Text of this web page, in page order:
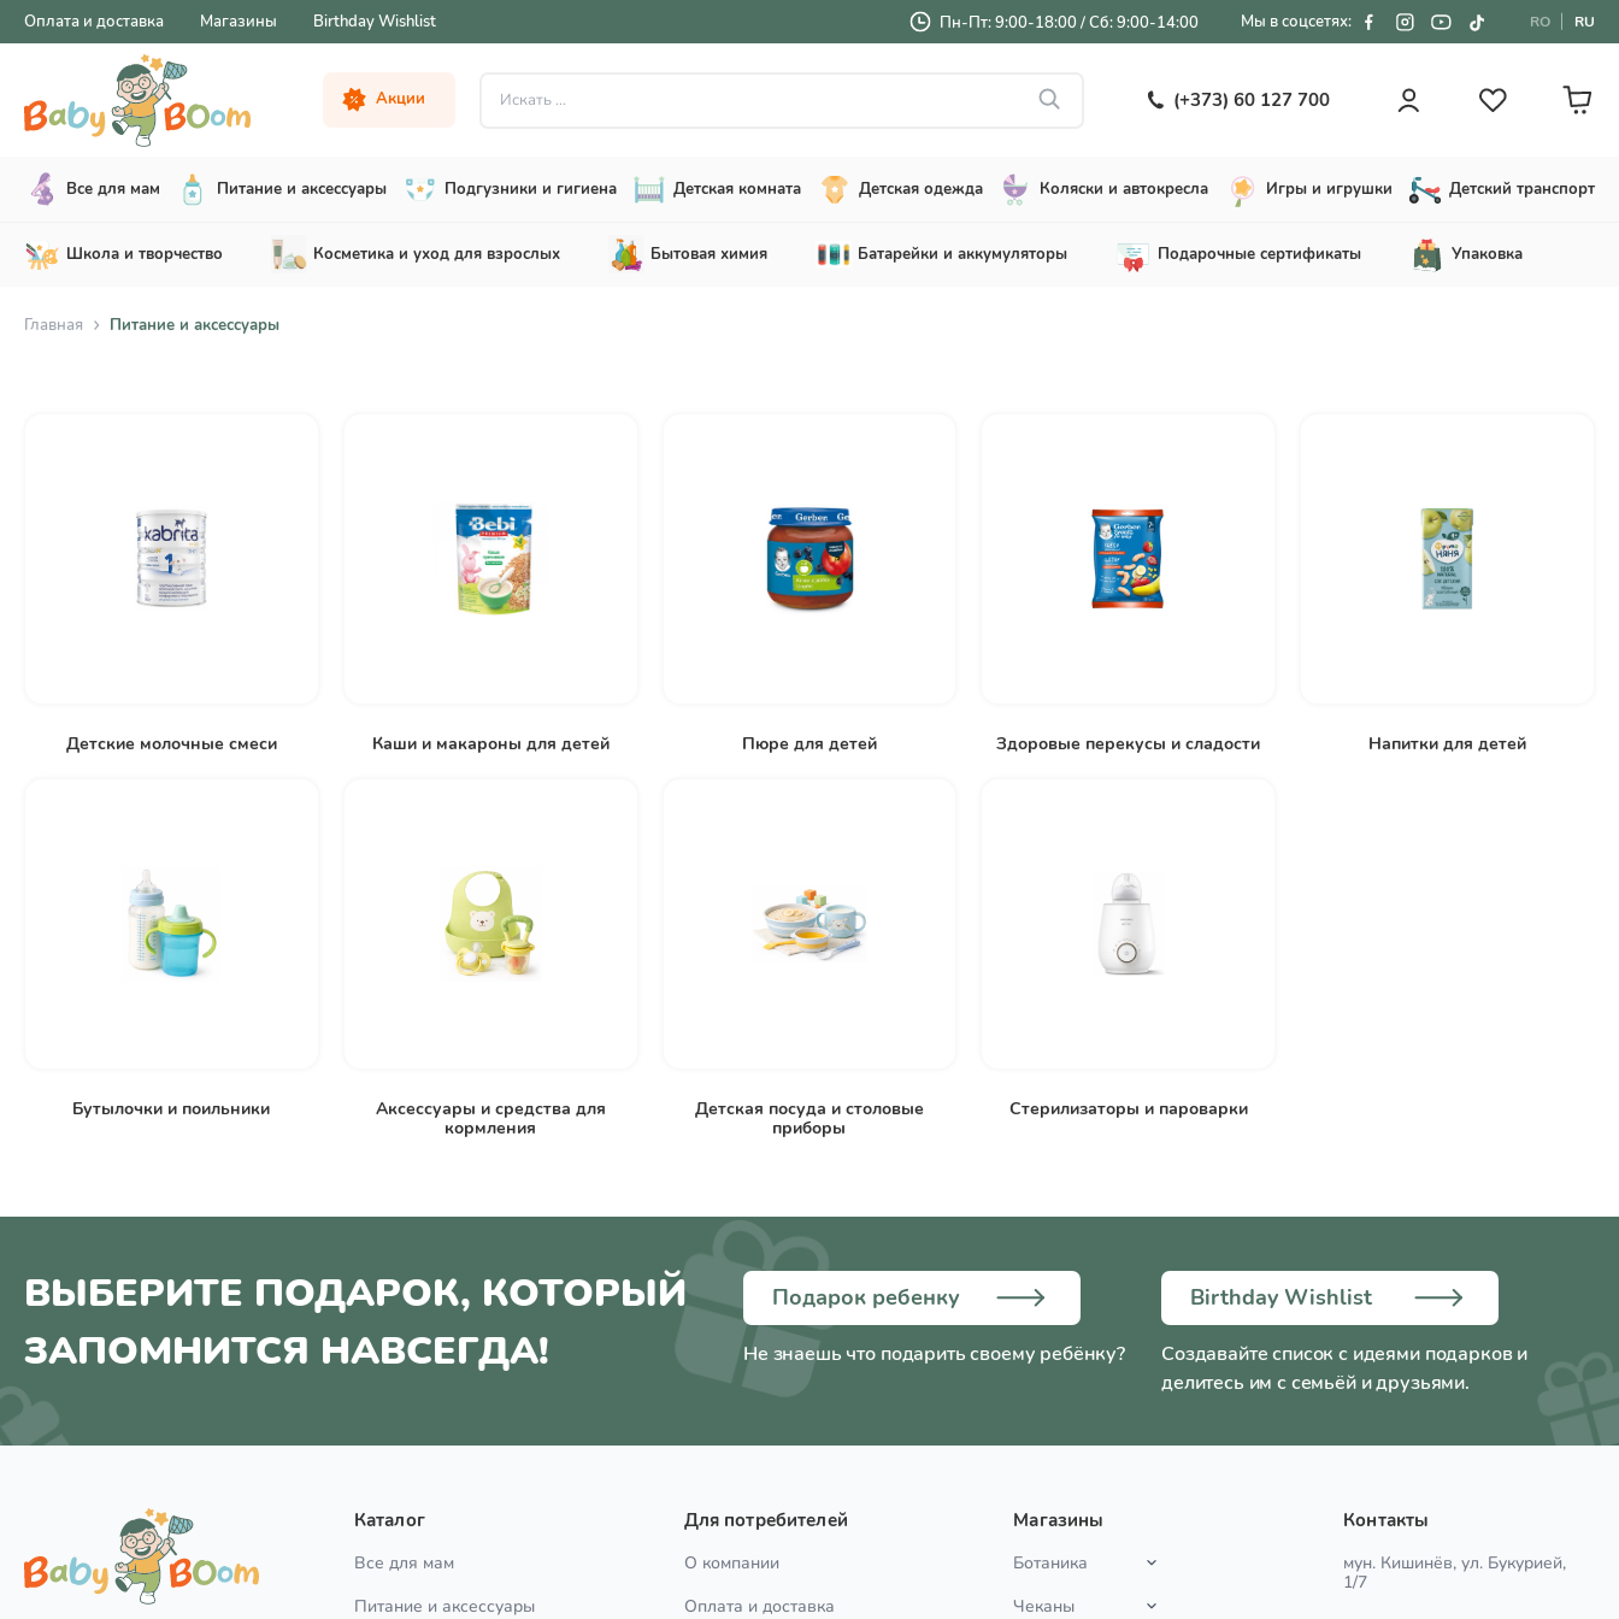
Оплата и доставка Магазины Birthday Wishlist Пн-Пт: 9:00-18:00 / Сб: 9:00-14:00 Мы в соцсетях: RO RU
Акции (+373) 60 127 700
Все для мам Питание и аксессуары Подгузники и гигиена Детская комната Детская одежда Коляски и автокресла Игры и игрушки Детский транспорт
Школа и творчество Косметика и уход для взрослых Бытовая химия Батарейки и аккумуляторы Подарочные сертификаты Упаковка
Главная Питание и аксессуары
Детские молочные смеси Каши и макароны для детей Пюре для детей Здоровые перекусы и сладости Напитки для детей
Бутылочки и поильники
Аксессуары и средства для
кормления
Детская посуда и столовые
приборы
Стерилизаторы и пароварки
ВЫБЕРИТЕ ПОДАРОК, КОТОРЫЙ
ЗАПОМНИТСЯ НАВСЕГДА!
Подарок ребенку
Не знаешь что подарить своему ребёнку?
Birthday Wishlist
Создавайте список с идеями подарков и
делитесь им с семьёй и друзьями.
Каталог
Все для мам
Питание и аксессуары
Для потребителей
О компании
Оплата и доставка
Магазины
Ботаника
Чеканы
Контакты
мун. Кишинёв, ул. Букурией,
1/7